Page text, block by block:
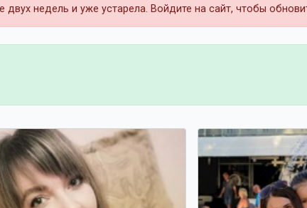
двух недель и уже устарела. Войдите на сайт, чтобы